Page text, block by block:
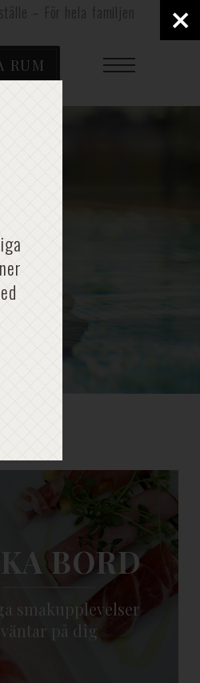
×
– För hela familjen
RUM
BORD
smakupplevelser
väntar på dig